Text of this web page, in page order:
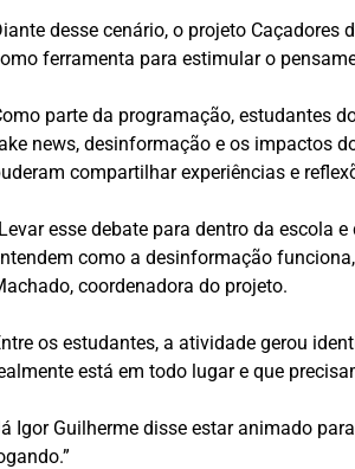
desse cenário, o projeto
ferramenta para estimular o
parte da programação, estudantes
news, desinformação e os impactos
compartilhar experiências e
esse debate para dentro da escola
como a desinformação
coordenadora do projeto.
os estudantes, a atividade gerou
está em todo lugar e que
Igor Guilherme disse estar animado